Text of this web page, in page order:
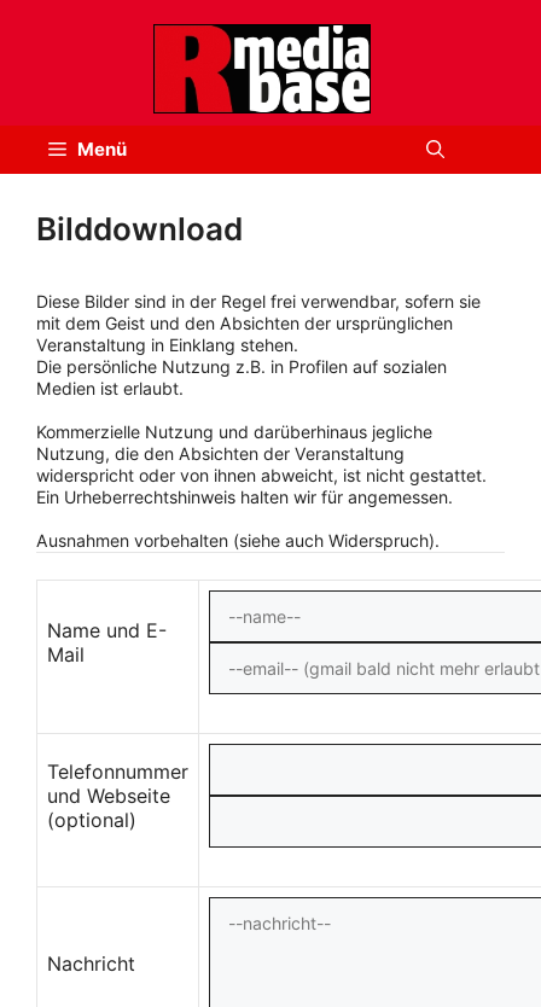
Menü
Bilddownload
Diese Bilder sind in der Regel frei verwendbar, sofern sie
mit dem Geist und den Absichten der ursprünglichen
Veranstaltung in Einklang stehen.
Die persönliche Nutzung z.B. in Profilen auf sozialen
Medien ist erlaubt.
Kommerzielle Nutzung und darüberhinaus jegliche
Nutzung, die den Absichten der Veranstaltung
widerspricht oder von ihnen abweicht, ist nicht gestattet.
Ein Urheberrechtshinweis halten wir für angemessen.
Ausnahmen vorbehalten (siehe auch Widerspruch).
Name und E-
Mail
Telefonnummer
und Webseite
(optional)
Nachricht